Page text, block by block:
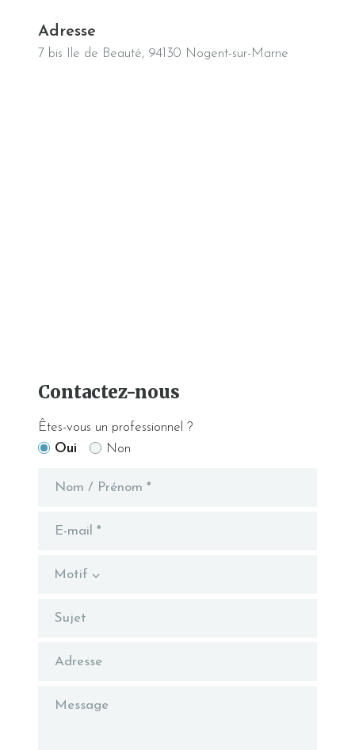
Adresse
7 bis Ile de Beauté, 94130 Nogent-sur-Marne
Contactez-nous
Êtes-vous un professionnel ?
Oui
Non
Motif